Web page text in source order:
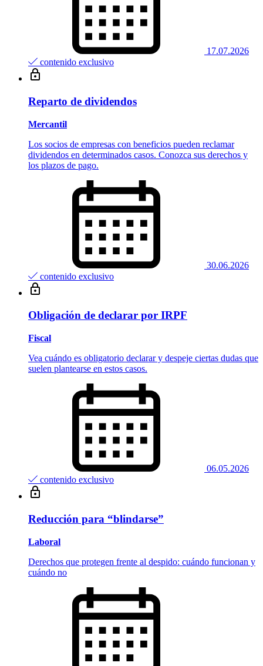
17.07.2026
contenido exclusivo
Reparto de dividendos
Mercantil
Los socios de empresas con beneficios pueden reclamar
dividendos en determinados casos. Conozca sus derechos y
los plazos de pago.
30.06.2026
contenido exclusivo
Obligación de declarar por IRPF
Fiscal
Vea cuándo es obligatorio declarar y despeje ciertas dudas que
suelen plantearse en estos casos.
06.05.2026
contenido exclusivo
Reducción para “blindarse”
Laboral
Derechos que protegen frente al despido: cuándo funcionan y
cuándo no